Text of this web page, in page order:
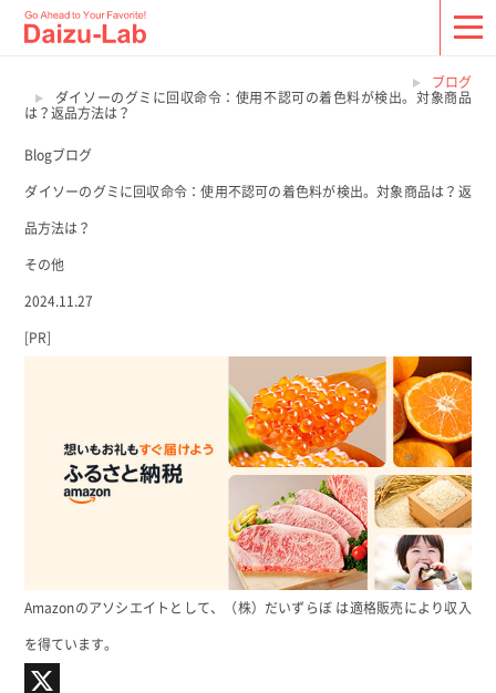
ブログ
ダイソーのグミに回収命令：使用不認可の着色料が検出。対象商品
は？返品方法は？
Blogブログ
ダイソーのグミに回収命令：使用不認可の着色料が検出。対象商品は？返
品方法は？
その他
2024.11.27
[PR]
Amazonのアソシエイトとして、（株）だいずらぼ は適格販売により収入
を得ています。